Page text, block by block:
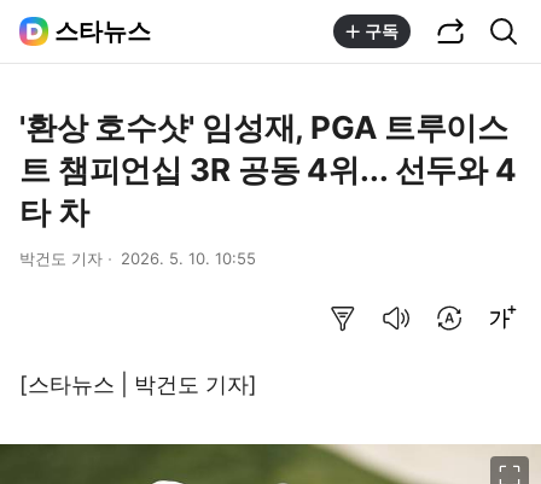
스타뉴스 구독
'환상 호수샷' 임성재, PGA 트루이스
트 챔피언십 3R 공동 4위... 선두와 4
타 차
박건도 기자 2026. 5. 10. 10:55
[스타뉴스 | 박건도 기자]